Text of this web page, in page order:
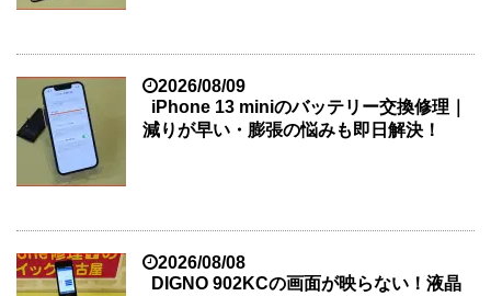
2026/08/09
iPhone 13 miniのバッテリー交換修理｜
減りが早い・膨張の悩みも即日解決！
2026/08/08
DIGNO 902KCの画面が映らない！液晶